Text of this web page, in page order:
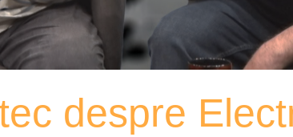
despre